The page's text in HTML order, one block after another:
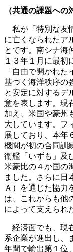
（共通の課題への
私が「特別な友
に亡くなられたア
とです。南シナ海
１３年１月に最初
「自由で開かれ
基づく海洋秩序の
と安定に対するデ
意を表します。現
加え、米国や豪州
大しています。フ
展しており、本年
機関が初の合同訓
衛艦「いずも」及
米豪比の４か国の
ました。さらに日
Ａ）を通じた協力
は、これからも他
によって支えられ
経済面でも、現
系企業が進出し、
年間で輸出第１位